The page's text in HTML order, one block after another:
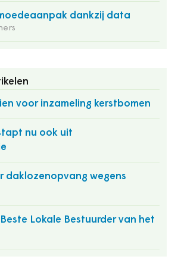
dankzij data
voor inzameling kerstbomen
nu ook uit
daklozenopvang wegens
Lokale Bestuurder van het